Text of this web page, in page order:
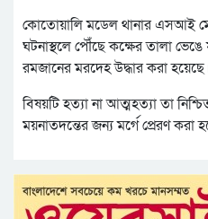
কোতোয়ালি মডেল থানার এসআই
ঘটনাস্থলে পৌঁছে কক্ষের তালা ভেঙে
রমজানের মরদেহ উদ্ধার করা
বিষয়টি হত্যা না আত্মহত্যা তা
ময়নাতদন্তের জন্য মর্গে প্রেরণ করা